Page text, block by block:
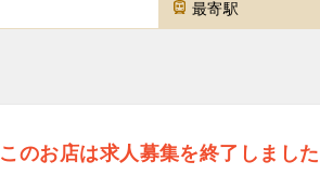
最寄駅
このお店は求人募集を終了しました